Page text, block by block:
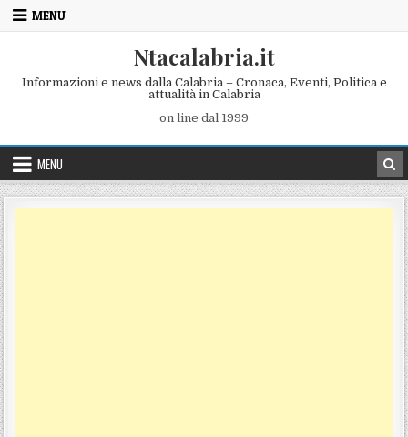
Skip to content
MENU
Ntacalabria.it
Informazioni e news dalla Calabria – Cronaca, Eventi, Politica e
attualità in Calabria
on line dal 1999
MENU